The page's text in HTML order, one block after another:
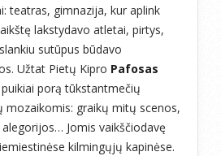
teatras, gimnazija, kur aplink
lakstydavo atletai, pirtys,
sutūpus būdavo
Užtat Pietų Kipro Pafosas
porą tūkstantmečių
mozaikomis: graikų mitų scenos,
Jomis vaikščiodavę
kilmingųjų kapinėse.